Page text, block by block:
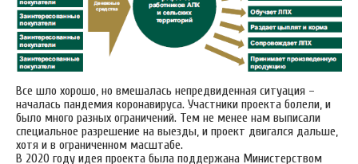
Все шло хорошо, но вмешалась непредвиденная ситуация –
началась пандемия коронавируса. Участники проекта болели, и
было много разных ограничений. Тем не менее нам выписали
специальное разрешение на выезды, и проект двигался дальше,
хотя и в ограниченном масштабе.
В 2020 году идея проекта была поддержана Министерством